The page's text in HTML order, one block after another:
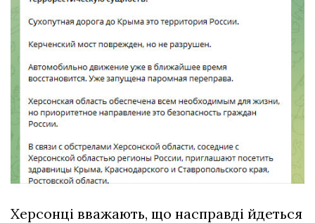
Херсонці вважають, що насправді йдеться